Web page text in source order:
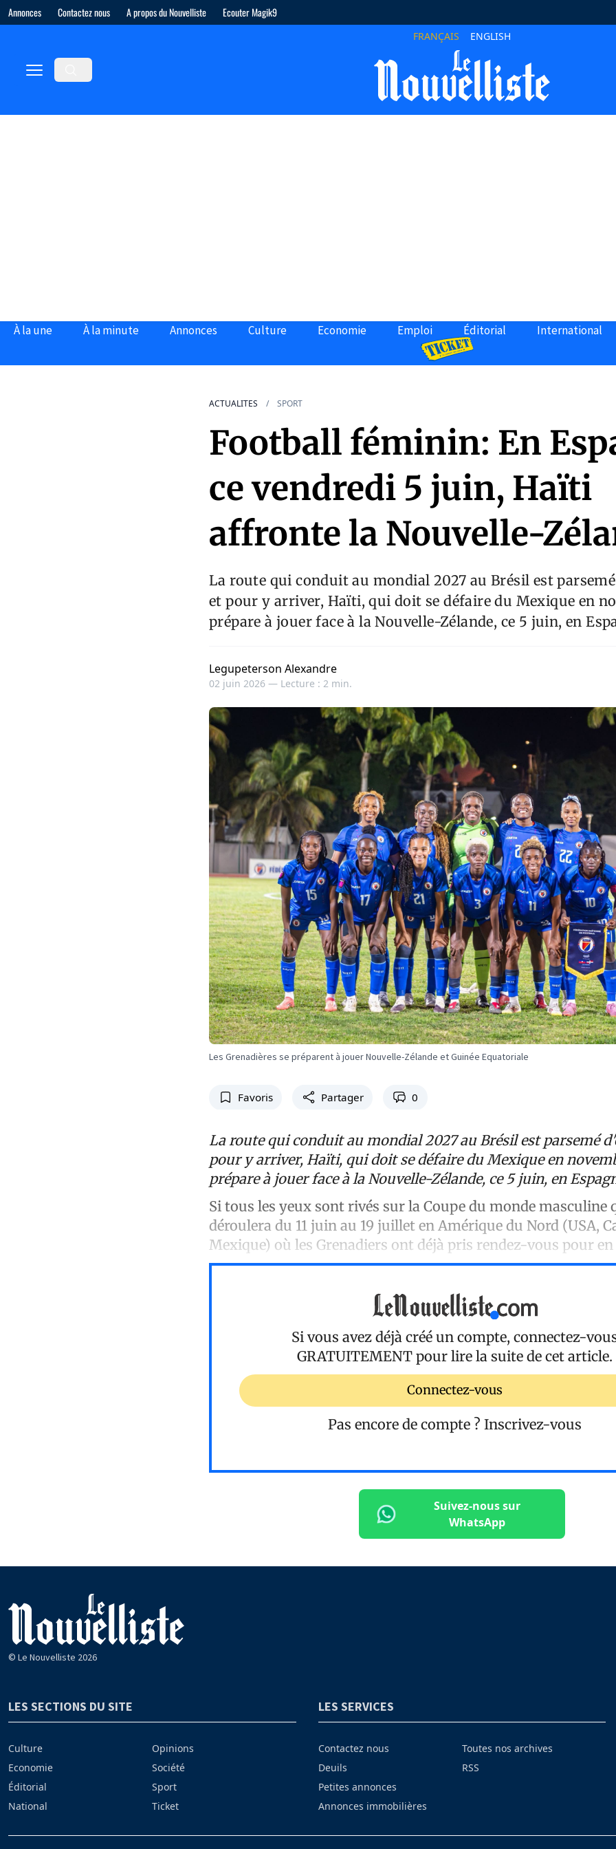
Annonces Contactez nous A propos du Nouvelliste Ecouter Magik9
FRANÇAIS ENGLISH
À la une À la minute Annonces Culture Economie Emploi Éditorial International
ACTUALITES SPORT
Football féminin: En
ce vendredi 5 juin, Haïti
affronte la Nouvelle-
La route qui conduit au mondial 2027 au Brésil est
et pour y arriver, Haïti, qui doit se défaire du Mexique en
prépare à jouer face à la Nouvelle-Zélande, ce 5 juin, en
Legupeterson Alexandre
02 juin 2026 — Lecture : 2 min.
Les Grenadières se préparent à jouer Nouvelle-Zélande et Guinée Equatoriale
Favoris Partager 0
La route qui conduit au mondial 2027 au Brésil est parsemé
pour y arriver, Haïti, qui doit se défaire du Mexique en
prépare à jouer face à la Nouvelle-Zélande, ce 5 juin, en
Si tous les yeux sont rivés sur la Coupe du monde masculine
déroulera du 11 juin au 19 juillet en Amérique du Nord (USA,
Mexique) où les Grenadiers ont déjà pris rendez-vous pour en
Si vous avez déjà créé un compte, connectez-
GRATUITEMENT pour lire la suite de cet article.
Connectez-vous
Pas encore de compte ? Inscrivez-vous
Suivez-nous sur
WhatsApp
© Le Nouvelliste 2026
LES SECTIONS DU SITE
Culture
Economie
Éditorial
National
Opinions
Société
Sport
Ticket
LES SERVICES
Contactez nous
Deuils
Petites annonces
Annonces immobilières
Toutes nos archives
RSS